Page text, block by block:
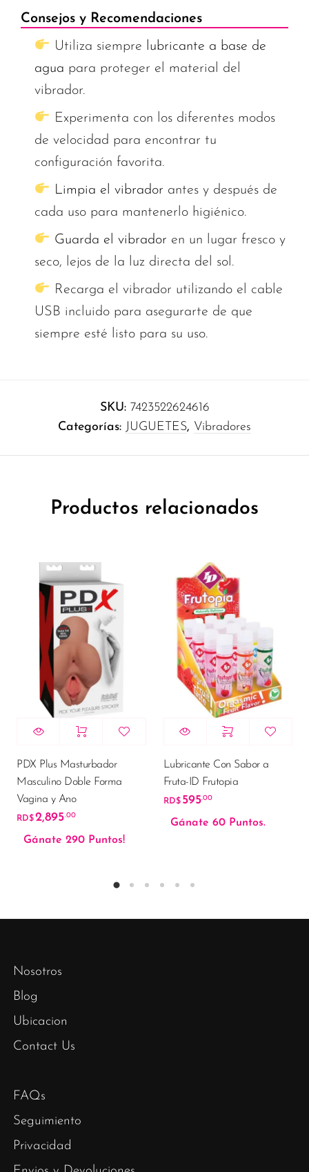
Consejos y Recomendaciones
Utiliza siempre lubricante a base de
agua para proteger el material del
vibrador.
Experimenta con los diferentes modos
de velocidad para encontrar tu
configuración favorita.
Limpia el vibrador antes y después de
cada uso para mantenerlo higiénico.
Guarda el vibrador en un lugar fresco y
seco, lejos de la luz directa del sol.
Recarga el vibrador utilizando el cable
USB incluido para asegurarte de que
siempre esté listo para su uso.
SKU: 7423522624616
Categorías: JUGUETES, Vibradores
Productos relacionados
PDX Plus Masturbador
Masculino Doble Forma
Vagina y Ano
RD$2,895.00
Gánate 290 Puntos!
Lubricante Con Sabor a
Fruta-ID Frutopia
RD$ 595.00
Gánate 60 Puntos.
Nosotros
Blog
Ubicacion
Contact Us
FAQs
Seguimiento
Privacidad